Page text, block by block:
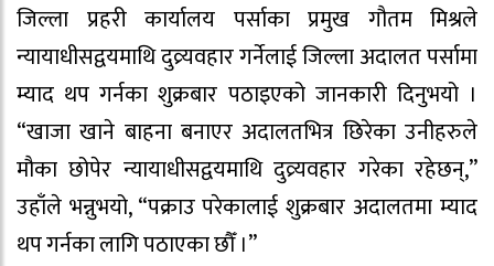
जिल्ला प्रहरी कार्यालय पर्साका प्रमुख गौतम मिश्रले
न्यायाधीसद्वयमाथि दुव्र्यवहार गर्नेलाई जिल्ला अदालत पर्सामा
म्याद थप गर्नका शुक्रबार पठाइएको जानकारी दिनुभयो ।
“खाजा खाने बाहना बनाएर अदालतभित्र छिरेका उनीहरुले
मौका छोपेर न्यायाधीसद्वयमाथि दुव्र्यवहार गरेका रहेछन्,”
उहाँले भन्नुभयो, “पक्राउ परेकालाई शुक्रबार अदालतमा म्याद
थप गर्नका लागि पठाएका छौँ ।”